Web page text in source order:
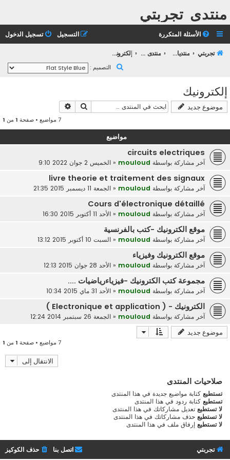
منتدى تجربتي
الأسئلة المتكررة تسجيل الدخول التسجيل
تجربتي منتديات التعليم الثانوي منتدى التعليم الجامعي إلكترونيك
التصميم :
إلكترونيك
موضوع جديد بحث
7 مواضيع • صفحة 1 من 1
مواضيع
circuits electriques
آخر مشاركة بواسطة mouloud
« الخميس 2 جوان 2022 9:10
livre theorie et traitement des signaux
آخر مشاركة بواسطة mouloud
« الجمعة 11 ديسمبر 2015 21:35
Cours d'électronique détaillé
آخر مشاركة بواسطة mouloud
« الأحد 11 أكتوبر 2015 16:30
موقع الكترونيك -كتب بالفرنسية
آخر مشاركة بواسطة mouloud
« السبت 10 أكتوبر 2015 13:12
موقع الكترونيك وفيزياء
آخر مشاركة بواسطة mouloud
« الأحد 28 جوان 2015 12:13
مجموعة كتب الكترونيك -فيزياءرياضيات ....
آخر مشاركة بواسطة mouloud
« الأحد 31 ماي 2015 10:34
الكترونيك - ( Electronique et application )
آخر مشاركة بواسطة mouloud
« الجمعة 26 سبتمبر 2014 12:24
موضوع جديد
7 مواضيع • صفحة 1 من 1
الانتقال إلى
صلاحيات المنتدى
تستطيع كتابة مواضيع جديدة في هذا المنتدى
تستطيع كتابة ردود في هذا المنتدى
لا تستطيع تعديل مشاركاتك في هذا المنتدى
لا تستطيع حذف مشاركاتك في هذا المنتدى
لا تستطيع إرفاق ملف في هذا المنتدى
تجربتي حذف الكوكيز اتصل بنا